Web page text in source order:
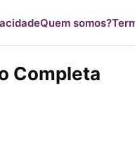
Quem somos?
Completa